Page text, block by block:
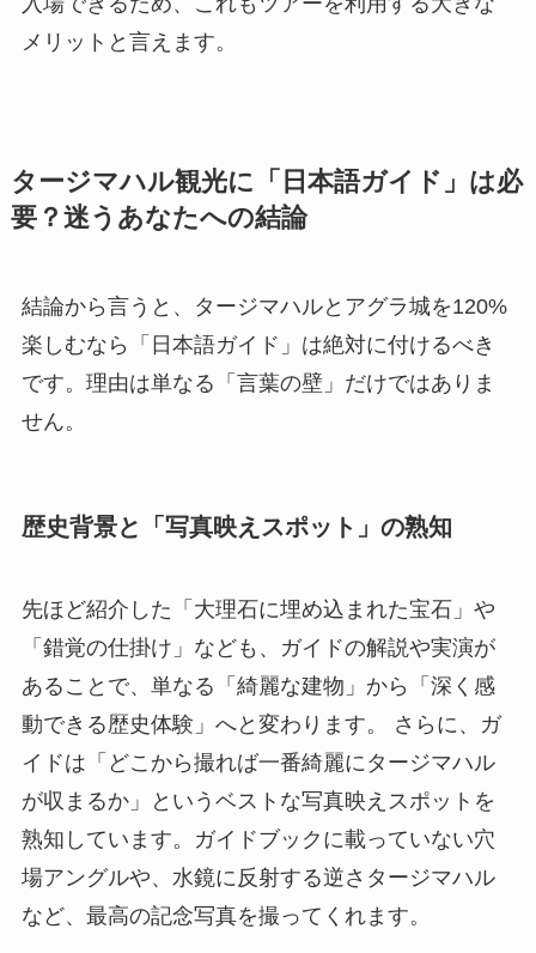
メリットと言えます。
タージマハル観光に「日本語ガイド」は必
要？迷うあなたへの結論
結論から言うと、タージマハルとアグラ城を120%
楽しむなら「日本語ガイド」は絶対に付けるべき
です。理由は単なる「言葉の壁」だけではありま
せん。
歴史背景と「写真映えスポット」の熟知
先ほど紹介した「大理石に埋め込まれた宝石」や
「錯覚の仕掛け」なども、ガイドの解説や実演が
あることで、単なる「綺麗な建物」から「深く感
動できる歴史体験」へと変わります。 さらに、ガ
イドは「どこから撮れば一番綺麗にタージマハル
が収まるか」というベストな写真映えスポットを
熟知しています。ガイドブックに載っていない穴
場アングルや、水鏡に反射する逆さタージマハル
など、最高の記念写真を撮ってくれます。